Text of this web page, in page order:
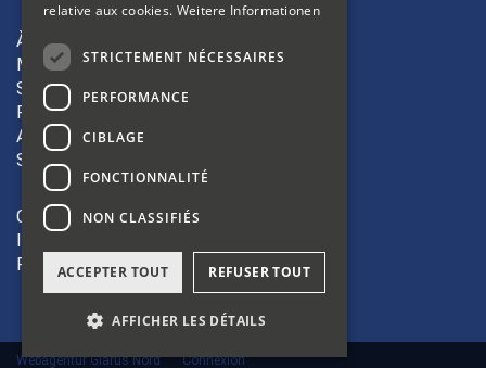
À propos
Membres
Sections
Formation
Activités
Shop
CGV
Impressum
Protection des données
Webagentur Glarus Nord Connexion
relative aux cookies. Weitere Informationen
STRICTEMENT NÉCESSAIRES
PERFORMANCE
CIBLAGE
FONCTIONNALITÉ
NON CLASSIFIÉS
ACCEPTER TOUT REFUSER TOUT
AFFICHER LES DÉTAILS